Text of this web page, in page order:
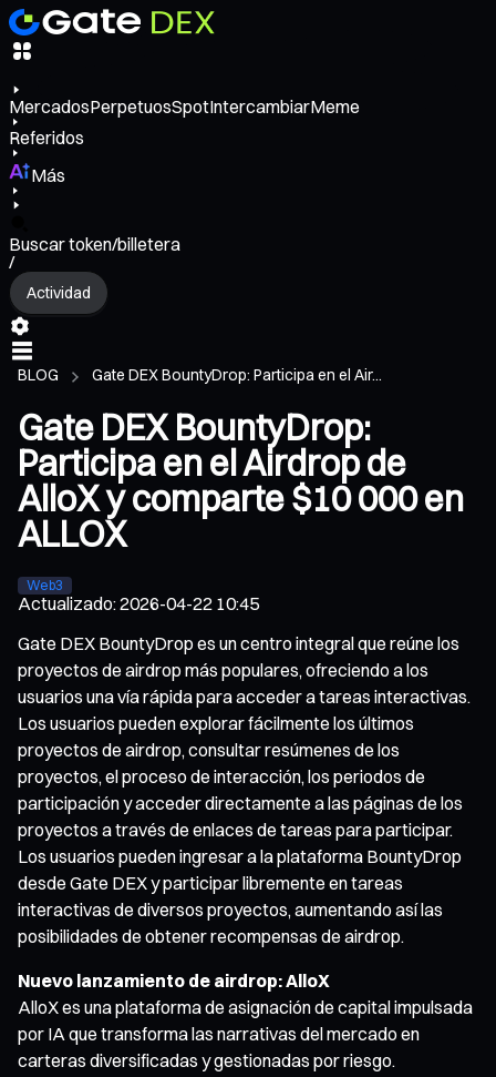
MercadosPerpetuosSpotIntercambiarMeme
Referidos
Más
Buscar token/billetera
/
Actividad
BLOG Gate DEX BountyDrop: Participa en el Air...
Gate DEX BountyDrop:
Participa en el Airdrop de
AlloX y comparte $10 000 en
ALLOX
Web3
Actualizado:2026-04-22 10:45
Gate DEX BountyDrop es un centro integral que reúne los
proyectos de airdrop más populares, ofreciendo a los
usuarios una vía rápida para acceder a tareas interactivas.
Los usuarios pueden explorar fácilmente los últimos
proyectos de airdrop, consultar resúmenes de los
proyectos, el proceso de interacción, los periodos de
participación y acceder directamente a las páginas de los
proyectos a través de enlaces de tareas para participar.
Los usuarios pueden ingresar a la plataforma BountyDrop
desde Gate DEX y participar libremente en tareas
interactivas de diversos proyectos, aumentando así las
posibilidades de obtener recompensas de airdrop.
Nuevo lanzamiento de airdrop: AlloX
AlloX es una plataforma de asignación de capital impulsada
por IA que transforma las narrativas del mercado en
carteras diversificadas y gestionadas por riesgo.